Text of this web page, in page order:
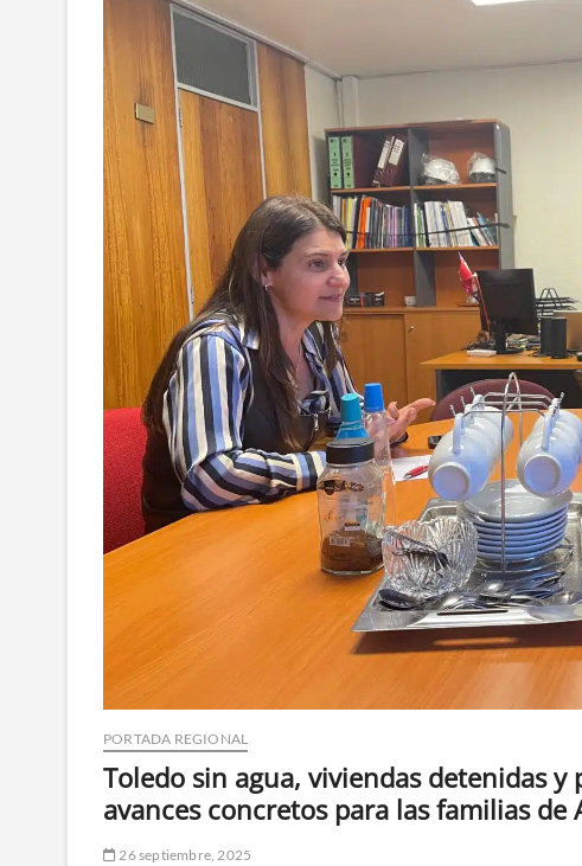
PORTADA REGIONAL
Toledo sin agua, viviendas detenidas
avances concretos para las familias de
26 septiembre, 2025